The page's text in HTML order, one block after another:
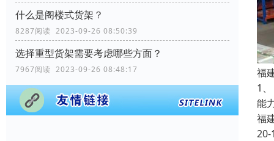
什么是阁楼式货架？
8287阅读 2023-09-26 08:50:39
选择重型货架需要考虑哪些方面？
7967阅读 2023-09-26 08:48:17
福
1
能
福
20-